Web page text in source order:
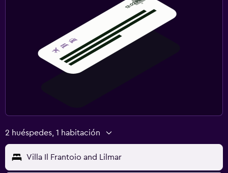
2 huéspedes, 1 habitación
Villa Il Frantoio and Lilmar